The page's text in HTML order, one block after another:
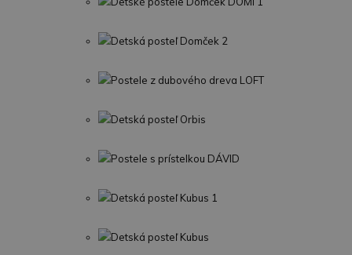
Detská posteľ Domček 2
Postele z dubového dreva LOFT
Detská posteľ Orbis
Postele s prístelkou DÁVID
Detská posteľ Kubus 1
Detská posteľ Kubus